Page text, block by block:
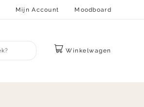
Mijn Account Moodboard
Winkelwagen